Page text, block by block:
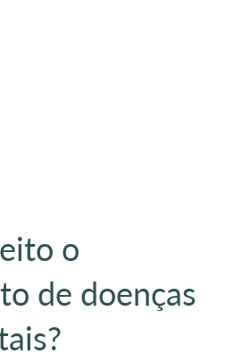
o
de doenças